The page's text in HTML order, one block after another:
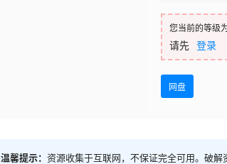
您当前的等级
请先 登录
网盘
温馨提示： 资源收集于互联网，不保证完全可用。破